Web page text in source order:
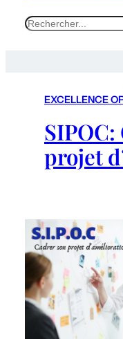
S
EXCELLENCE
projet